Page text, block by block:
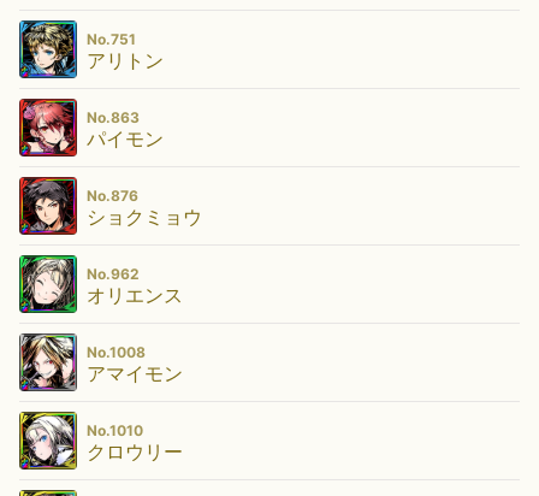
No.751
アリトン
No.863
パイモン
No.876
ショクミョウ
No.962
オリエンス
No.1008
アマイモン
No.1010
クロウリー